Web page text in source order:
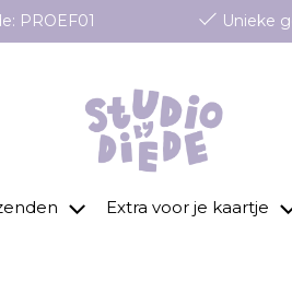
PROEF01 Unieke
Extra voor je kaartje